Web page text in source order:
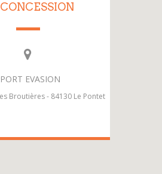
EVASION
Broutières - 84130 Le Pontet